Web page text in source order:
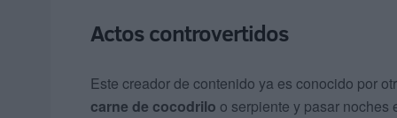
Actos controvertidos
Este creador de contenido ya es conocido por
carne de cocodrilo o serpiente y pasar noches